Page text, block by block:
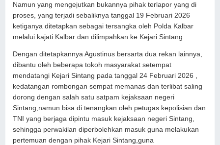
Namun yang mengejutkan bukannya pihak terlapor yang di
proses, yang terjadi sebaliknya tanggal 19 Februari 2026
ketiganya ditetapkan sebagai tersangka oleh Polda Kalbar
melalui kajati Kalbar dan dilimpahkan ke Kejari Sintang
Dengan ditetapkannya Agustinus bersarta dua rekan lainnya,
dibantu oleh beberapa tokoh masyarakat setempat
mendatangi Kejari Sintang pada tanggal 24 Februari 2026 ,
kedatangan rombongan sempat memanas dan terlibat saling
dorong dengan salah satu satpam kejaksaan negeri
Sintang,namun bisa di tenangkan oleh petugas kepolisian dan
TNI yang berjaga dipintu masuk kejaksaan negeri Sintang,
sehingga perwakilan diperbolehkan masuk guna melakukan
pertemuan dengan pihak Kejari Sintang,guna